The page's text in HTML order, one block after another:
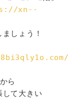
xn--
しょう！
ら
して大きい